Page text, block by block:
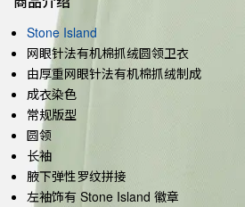
Stone Island
网眼针法有机棉抓绒圆领卫衣
由厚重网眼针法有机棉抓绒制成
成衣染色
常规版型
圆领
长袖
腋下弹性罗纹拼接
左袖饰有 Stone Island 徽章